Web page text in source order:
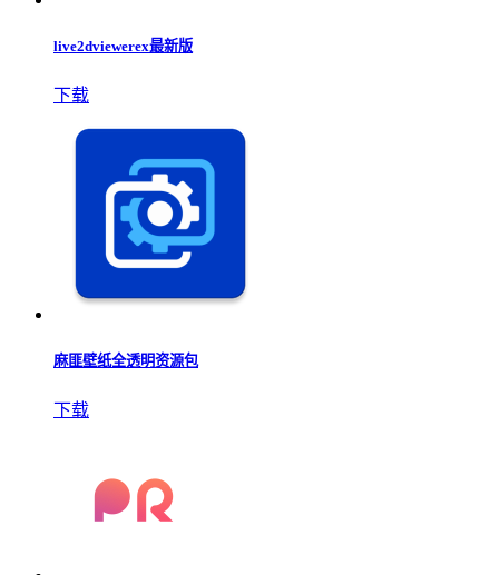
live2dviewerex最新版
下载
麻匪壁纸全透明资源包
下载